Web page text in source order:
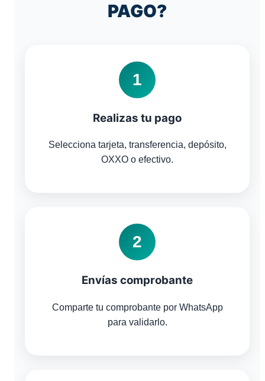
PAGO?
1
Realizas tu pago
Selecciona tarjeta, transferencia, depósito,
OXXO o efectivo.
2
Envías comprobante
Comparte tu comprobante por WhatsApp
para validarlo.